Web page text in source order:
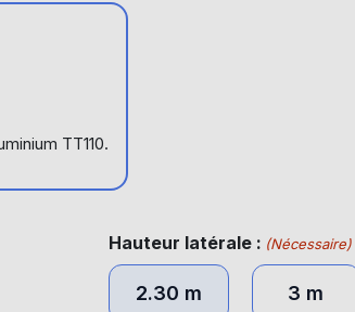
TT110.
Hauteur latérale : (Nécessaire)
2.30 m 3 m